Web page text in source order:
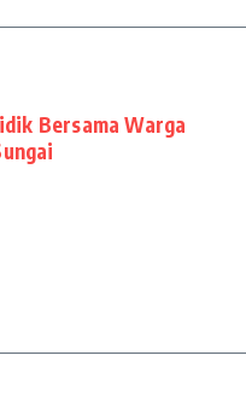
Bersama Warga